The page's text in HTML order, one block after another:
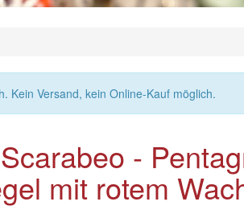
Kein Versand, kein Online-Kauf möglich.
-
mit rotem